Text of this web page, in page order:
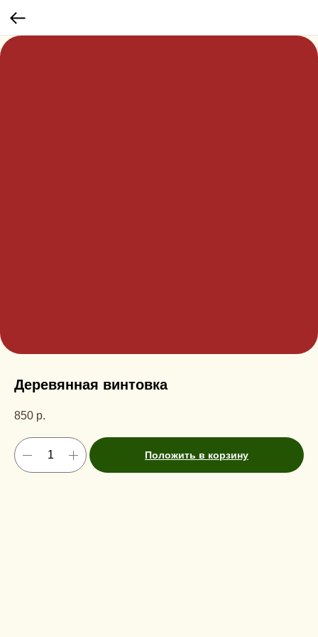
Деревянная винтовка
850 р.
Положить в корзину